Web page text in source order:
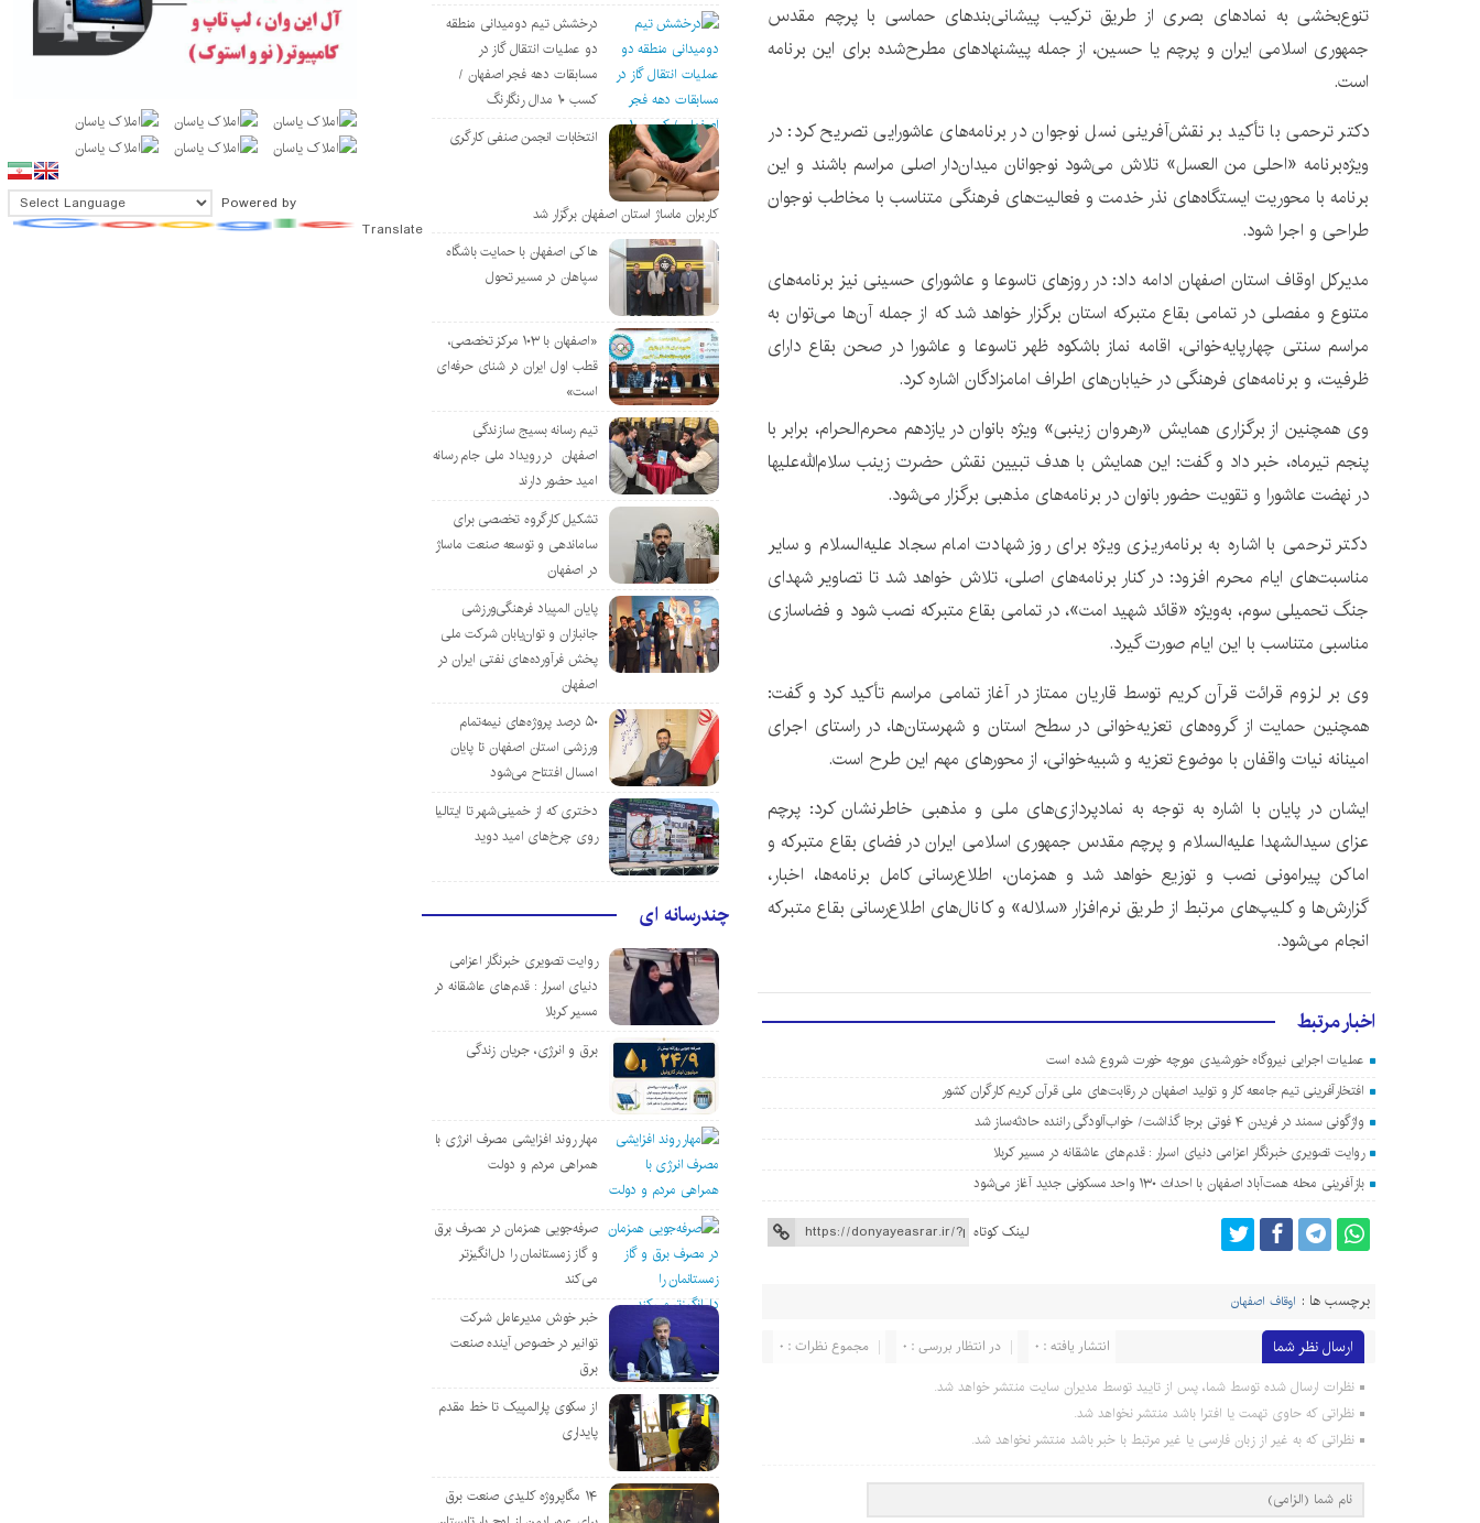
تنوع‌بخشی به نمادهای بصری از طریق ترکیب پیشانی‌بندهای حماسی با پرچم مقدس
جمهوری اسلامی ایران و پرچم یا حسین، از جمله پیشنهادهای مطرح‌شده برای این برنامه
است.
دکتر ترحمی با تأکید بر نقش‌آفرینی نسل نوجوان در برنامه‌های عاشورایی تصریح کرد: در
ویژه‌برنامه «احلی من العسل» تلاش می‌شود نوجوانان میدان‌دار اصلی مراسم باشند و این
برنامه با محوریت ایستگاه‌های نذر خدمت و فعالیت‌های فرهنگی متناسب با مخاطب نوجوان
طراحی و اجرا شود.
مدیرکل اوقاف استان اصفهان ادامه داد: در روزهای تاسوعا و عاشورای حسینی نیز برنامه‌های
متنوع و مفصلی در تمامی بقاع متبرکه استان برگزار خواهد شد که از جمله آن‌ها می‌توان به
مراسم سنتی چهارپایه‌خوانی، اقامه نماز باشکوه ظهر تاسوعا و عاشورا در صحن بقاع دارای
ظرفیت، و برنامه‌های فرهنگی در خیابان‌های اطراف امامزادگان اشاره کرد.
وی همچنین از برگزاری همایش «رهروان زینبی» ویژه بانوان در یازدهم محرم‌الحرام، برابر با
پنجم تیرماه، خبر داد و گفت: این همایش با هدف تبیین نقش حضرت زینب سلام‌الله‌علیها
در نهضت عاشورا و تقویت حضور بانوان در برنامه‌های مذهبی برگزار می‌شود.
دکتر ترحمی با اشاره به برنامه‌ریزی ویژه برای روز شهادت امام سجاد علیه‌السلام و سایر
مناسبت‌های ایام محرم افزود: در کنار برنامه‌های اصلی، تلاش خواهد شد تا تصاویر شهدای
جنگ تحمیلی سوم، به‌ویژه «قائد شهید امت»، در تمامی بقاع متبرکه نصب شود و فضاسازی
مناسبی متناسب با این ایام صورت گیرد.
وی بر لزوم قرائت قرآن کریم توسط قاریان ممتاز در آغاز تمامی مراسم تأکید کرد و گفت:
همچنین حمایت از گروه‌های تعزیه‌خوانی در سطح استان و شهرستان‌ها، در راستای اجرای
امینانه نیات واقفان با موضوع تعزیه و شبیه‌خوانی، از محورهای مهم این طرح است.
ایشان در پایان با اشاره به توجه به نمادپردازی‌های ملی و مذهبی خاطرنشان کرد: پرچم
عزای سیدالشهدا علیه‌السلام و پرچم مقدس جمهوری اسلامی ایران در فضای بقاع متبرکه و
اماکن پیرامونی نصب و توزیع خواهد شد و همزمان، اطلاع‌رسانی کامل برنامه‌ها، اخبار،
گزارش‌ها و کلیپ‌های مرتبط از طریق نرم‌افزار «سلاله» و کانال‌های اطلاع‌رسانی بقاع متبرکه
انجام می‌شود.
اخبار مرتبط
عملیات اجرایی نیروگاه خورشیدی مورچه خورت شروع شده است
افتخارآفرینی تیم جامعه کار و تولید اصفهان در رقابت‌های ملی قرآن کریم کارگران کشور
واژگونی سمند در فریدن ۴ فوتی برجا گذاشت/ خواب‌آلودگی راننده حادثه‌ساز شد
روایت تصویری خبرنگار اعزامی دنیای اسرار : قدم‌های عاشقانه در مسیر کربلا
بازآفرینی محله همت‌آباد اصفهان با احداث ۱۳۰ واحد مسکونی جدید آغاز می‌شود
لینک کوتاه
برچسب ها : اوقاف اصفهان
ارسال نظر شما مجموع نظرات : 0 در انتظار بررسی : 0 انتشار یافته : 0
نظرات ارسال شده توسط شما، پس از تایید توسط مدیران سایت منتشر خواهد شد.
نظراتی که حاوی تهمت یا افترا باشد منتشر نخواهد شد.
نظراتی که به غیر از زبان فارسی یا غیر مرتبط با خبر باشد منتشر نخواهد شد.
درخشش تیم دومیدانی منطقه
دو عملیات انتقال گاز در
مسابقات دهه فجر اصفهان /
کسب ۱۰ مدال رنگارنگ
انتخابات انجمن صنفی کارگری
کاربران ماساژ استان اصفهان برگزار شد
هاکی اصفهان با حمایت باشگاه
سپاهان در مسیر تحول
«اصفهان با ۱۰۳ مرکز تخصصی،
قطب اول ایران در شنای حرفه‌ای
است»
تیم رسانه بسیج سازندگی
اصفهان در رویداد ملی جام رسانه
امید حضور دارند
تشکیل کارگروه تخصصی برای
ساماندهی و توسعه صنعت ماساژ
در اصفهان
پایان المپیاد فرهنگی‌ورزشی
جانبازان و توان‌یابان شرکت ملی
پخش فرآورده‌های نفتی ایران در
اصفهان
۵۰ درصد پروژه‌های نیمه‌تمام
ورزشی استان اصفهان تا پایان
امسال افتتاح می‌شود
دختری که از خمینی‌شهر تا ایتالیا
روی چرخ‌های امید دوید
چندرسانه ای
روایت تصویری خبرنگار اعزامی
دنیای اسرار : قدم‌های عاشقانه در
مسیر کربلا
برق و انرژی، جریان زندگی
مهار روند افزایشی مصرف انرژی با
همراهی مردم و دولت
صرفه‌جویی همزمان در مصرف برق
و گاز زمستانمان را دل‌انگیزتر
می‌کند
خبر خوش مدیرعامل شرکت
توانیر در خصوص آینده صنعت
برق
از سکوی پارالمپیک تا خط مقدم
پایداری
۱۴ مگاپروژه‌ کلیدی صنعت برق
Powered by
Translate